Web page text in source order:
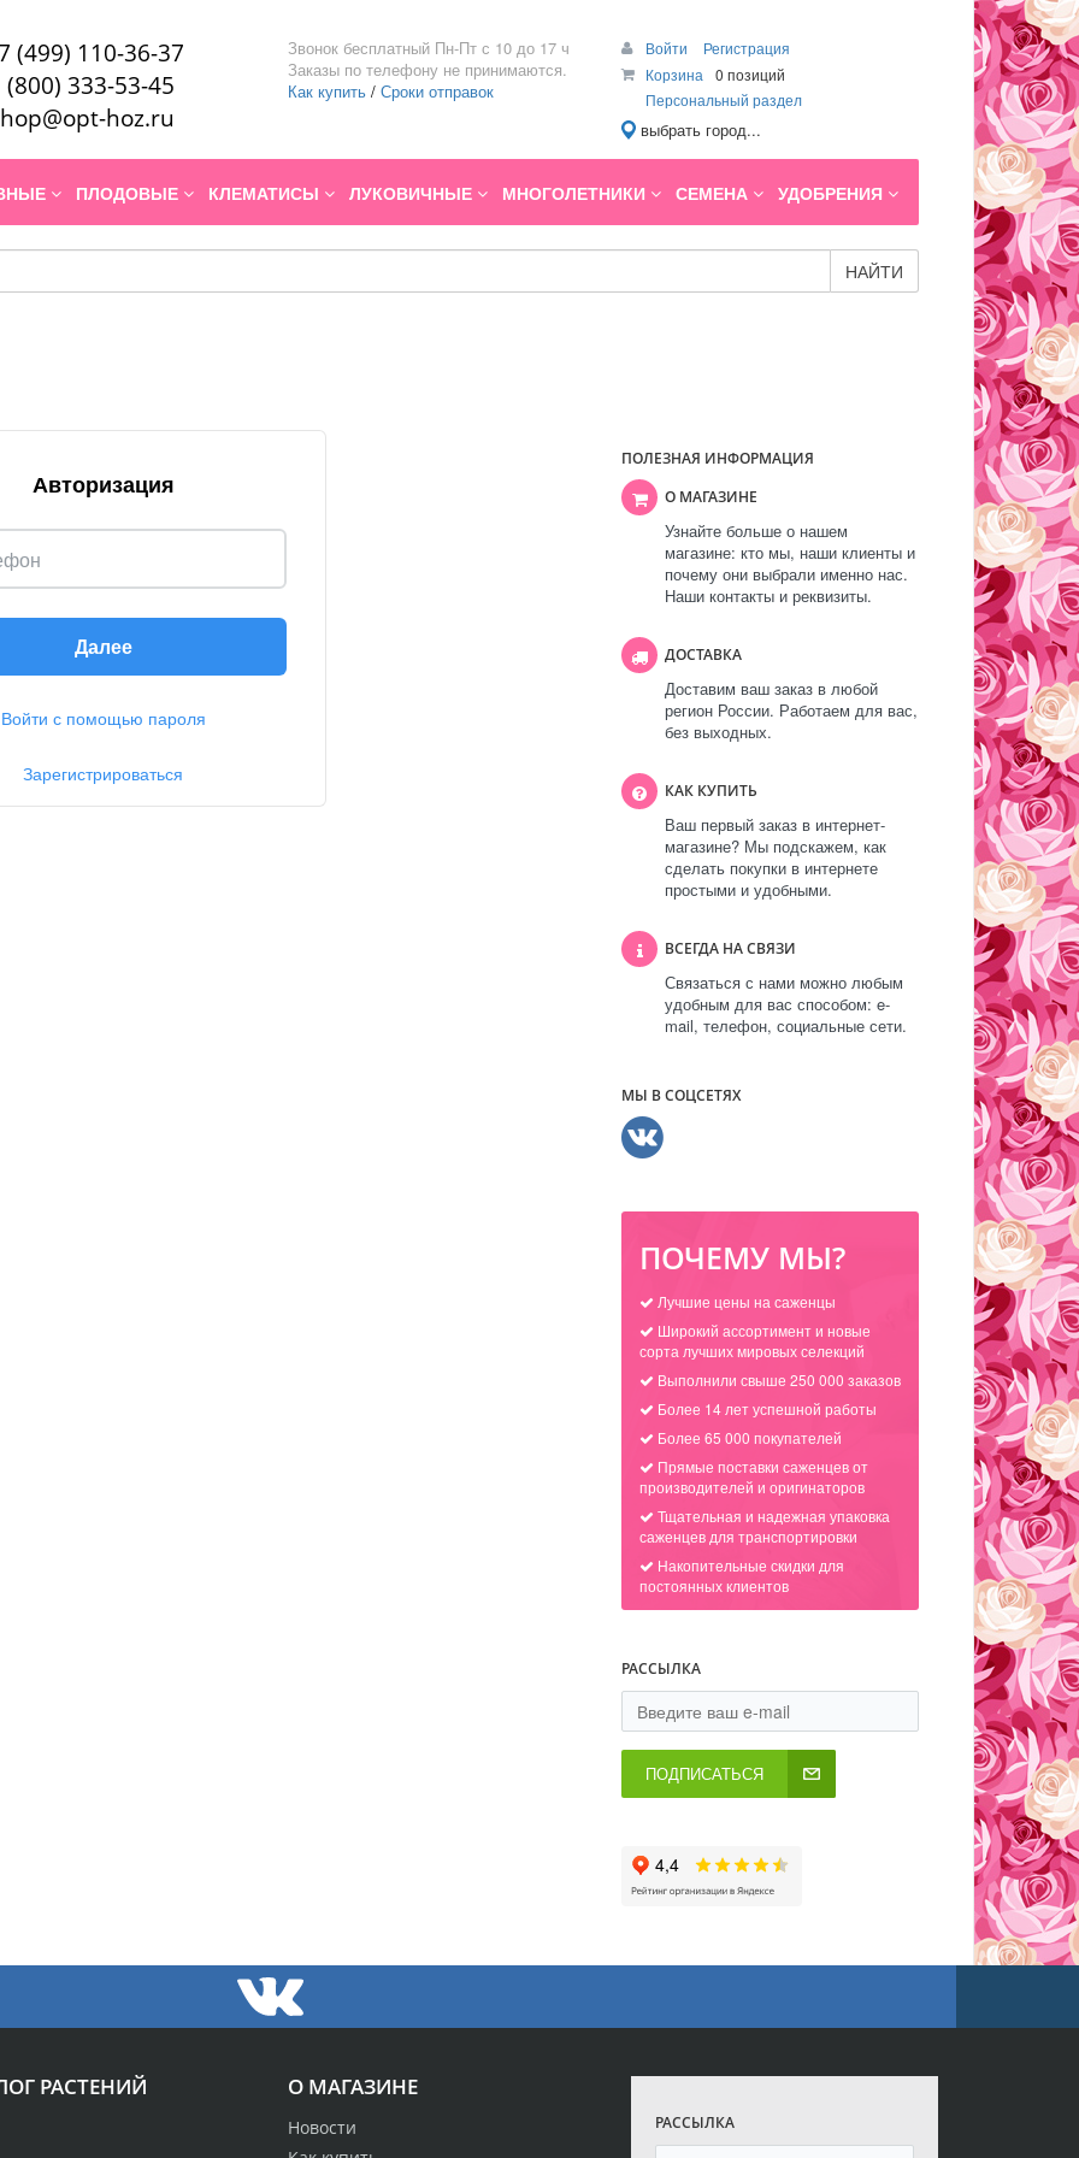
(499) 110-36-37
(800) 333-53-45
hoz.ru
Звонок бесплатный Пн-Пт с 10 до 17 ч
Заказы по телефону не принимаются.
Как купить / Сроки отправок
Войти
Регистрация
Корзина
0 позиций
Персональный раздел
выбрать город...
ПЛОДОВЫЕ КЛЕМАТИСЫ ЛУКОВИЧНЫЕ МНОГОЛЕТНИКИ СЕМЕНА УДОБРЕНИЯ
НАЙТИ
Авторизация
Далее
Войти с помощью пароля
Зарегистрироваться
ПОЛЕЗНАЯ ИНФОРМАЦИЯ
О МАГАЗИНЕ
Узнайте больше о нашем
магазине: кто мы, наши клиенты и
почему они выбрали именно нас.
Наши контакты и реквизиты.
ДОСТАВКА
Доставим ваш заказ в любой
регион России. Работаем для вас,
без выходных.
КАК КУПИТЬ
Ваш первый заказ в интернет-
магазине? Мы подскажем, как
сделать покупки в интернете
простыми и удобными.
ВСЕГДА НА СВЯЗИ
Связаться с нами можно любым
удобным для вас способом: e-
mail, телефон, социальные сети.
МЫ В СОЦСЕТЯХ
ПОЧЕМУ МЫ?
Лучшие цены на саженцы
Широкий ассортимент и новые
сорта лучших мировых селекций
Выполнили свыше 250 000 заказов
Более 14 лет успешной работы
Более 65 000 покупателей
Прямые поставки саженцев от
производителей и оригинаторов
Тщательная и надежная упаковка
саженцев для транспортировки
Накопительные скидки для
постоянных клиентов
РАССЫЛКА
ПОДПИСАТЬСЯ
О МАГАЗИНЕ
Новости
РАСТЕНИЙ
РАССЫЛКА